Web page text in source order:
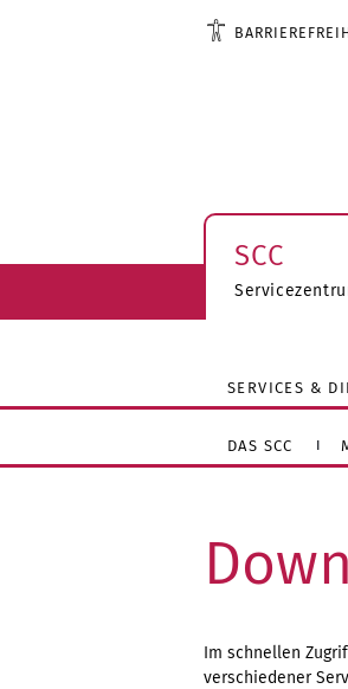
SCC
SERVICES &
DAS SCC
Im schnellen
verschiedener